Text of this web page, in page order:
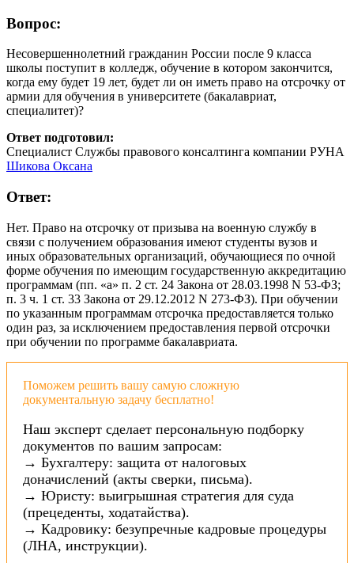
Вопрос:
Несовершеннолетний гражданин России после 9 класса
школы поступит в колледж, обучение в котором закончится,
когда ему будет 19 лет, будет ли он иметь право на отсрочку от
армии для обучения в университете (бакалавриат,
специалитет)?
Ответ подготовил:
Cпециалист Службы правового консалтинга компании РУНА
Шикова Оксана
Ответ:
Нет. Право на отсрочку от призыва на военную службу в
связи с получением образования имеют студенты вузов и
иных образовательных организаций, обучающиеся по очной
форме обучения по имеющим государственную аккредитацию
программам (пп. «а» п. 2 ст. 24 Закона от 28.03.1998 N 53-ФЗ;
п. 3 ч. 1 ст. 33 Закона от 29.12.2012 N 273-ФЗ). При обучении
по указанным программам отсрочка предоставляется только
один раз, за исключением предоставления первой отсрочки
при обучении по программе бакалавриата.
Поможем решить вашу самую сложную
документальную задачу бесплатно!
Наш эксперт сделает персональную подборку
документов по вашим запросам:
→ Бухгалтеру: защита от налоговых
доначислений (акты сверки, письма).
→ Юристу: выигрышная стратегия для суда
(прецеденты, ходатайства).
→ Кадровику: безупречные кадровые процедуры
(ЛНА, инструкции).